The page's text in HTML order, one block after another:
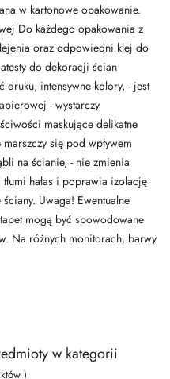
w kartonowe opakowanie.
Do każdego opakowania z
oraz odpowiedni klej do
do dekoracji ścian
druku, intensywne kolory, - jest
- wystarczy
maskujące delikatne
się pod wpływem
na ścianie, - nie zmienia
hałas i poprawia izolację
Uwaga! Ewentualne
mogą być spowodowane
Na różnych monitorach, barwy
w kategorii
)